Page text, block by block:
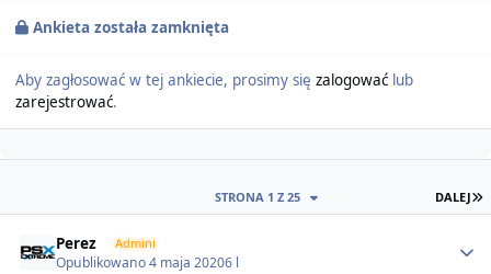
Ankieta została zamknięta
Aby zagłosować w tej ankiecie, prosimy się zalogowaćlub
zarejestrować.
DALEJ
STRONA 1 Z 25
Perez Admini
Opublikowano4 maja 20206 l